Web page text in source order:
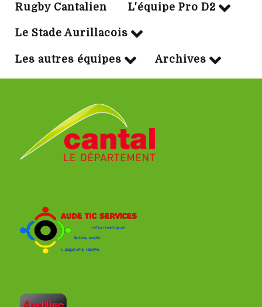
Rugby Cantalien L'équipe Pro D2
Le Stade Aurillacois
Les autres équipes Archives